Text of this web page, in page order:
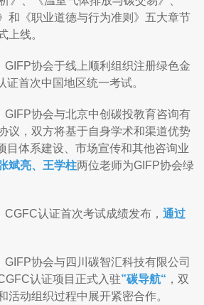
和《职业道德与行为准则》五大章节
上线。
GIFP协会于线上顺利组织注册绿色金
首次中国地区统一考试。
GIFP协会与北京中创碳投教育咨询有
议，双方将基于自身学术和渠道优势
目体系建设、市场宣传和其他咨询业
斌亮、王学柱两位老师为GIFP协会绿
CGFC认证首次考试成绩发布，通过
GIFP协会与四川碳智汇科技有限公司
认证项目正式入驻”碳导航“ ，双
活动组织过程中展开紧密合作。